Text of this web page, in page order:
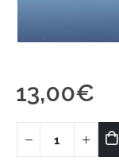
13,00€